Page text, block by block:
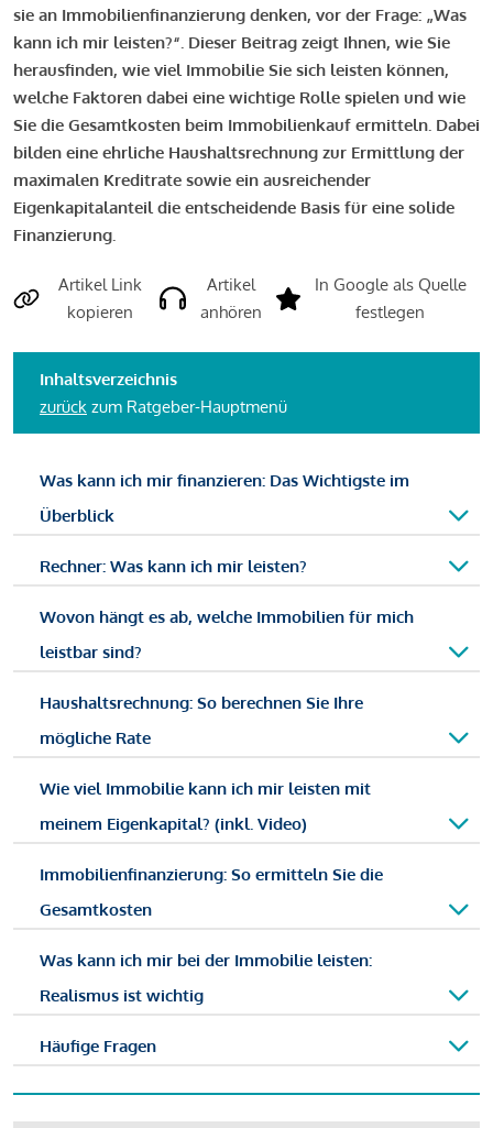
sie an Immobilienfinanzierung denken, vor der Frage: „Was
kann ich mir leisten?“. Dieser Beitrag zeigt Ihnen, wie Sie
herausfinden, wie viel Immobilie Sie sich leisten können,
welche Faktoren dabei eine wichtige Rolle spielen und wie
Sie die Gesamtkosten beim Immobilienkauf ermitteln. Dabei
bilden eine ehrliche Haushaltsrechnung zur Ermittlung der
maximalen Kreditrate sowie ein ausreichender
Eigenkapitalanteil die entscheidende Basis für eine solide
Finanzierung.
Artikel Link
kopieren
Artikel
anhören
In Google als Quelle
festlegen
Inhaltsverzeichnis
zurück zum Ratgeber-Hauptmenü
Was kann ich mir finanzieren: Das Wichtigste im
Überblick
Rechner: Was kann ich mir leisten?
Wovon hängt es ab, welche Immobilien für mich
leistbar sind?
Haushaltsrechnung: So berechnen Sie Ihre
mögliche Rate
Wie viel Immobilie kann ich mir leisten mit
meinem Eigenkapital? (inkl. Video)
Immobilienfinanzierung: So ermitteln Sie die
Gesamtkosten
Was kann ich mir bei der Immobilie leisten:
Realismus ist wichtig
Häufige Fragen